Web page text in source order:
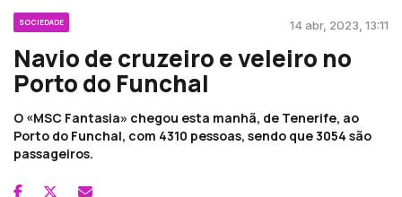
SOCIEDADE 14 abr, 2023, 13:11
Navio de cruzeiro e veleiro no
Porto do Funchal
O «MSC Fantasia» chegou esta manhã, de Tenerife, ao
Porto do Funchal, com 4310 pessoas, sendo que 3054 são
passageiros.